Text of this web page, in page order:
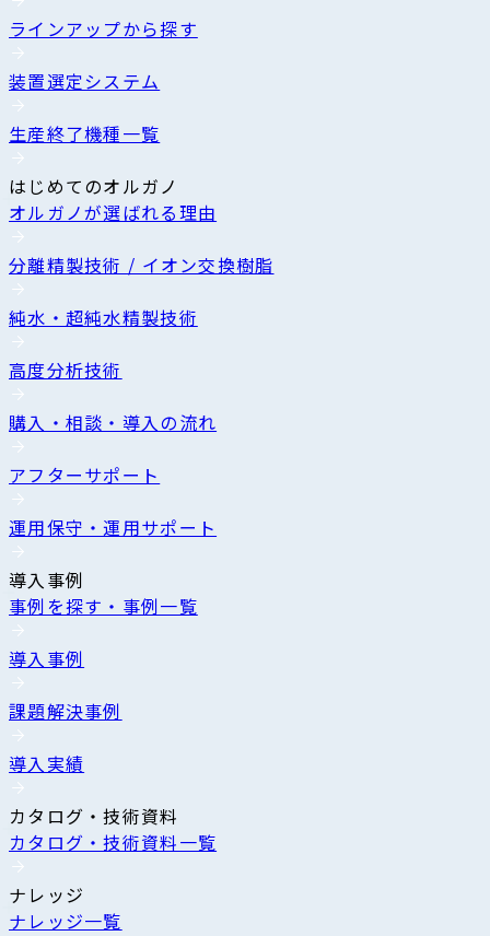
ラインアップから探す
装置選定システム
生産終了機種一覧
はじめてのオルガノ
オルガノが選ばれる理由
分離精製技術 / イオン交換樹脂
純水・超純水精製技術
高度分析技術
購入・相談・導入の流れ
アフターサポート
運用保守・運用サポート
導入事例
事例を探す・事例一覧
導入事例
課題解決事例
導入実績
カタログ・技術資料
カタログ・技術資料一覧
ナレッジ
ナレッジ一覧